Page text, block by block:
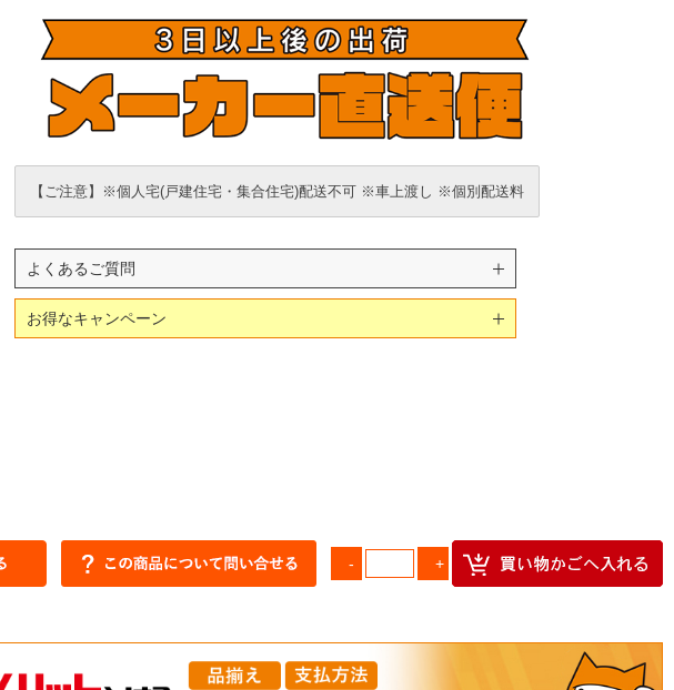
【ご注意】※個人宅(戸建住宅・集合住宅)配送不可 ※車上渡し ※個別配送料
よくあるご質問
お得なキャンペーン